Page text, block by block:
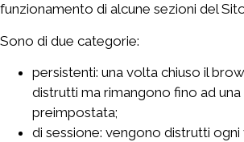
funzionamento di alcune sezioni del
Sono di due categorie:
persistenti: una volta chiuso il
distrutti ma rimangono fino ad
preimpostata;
di sessione: vengono distrutti ogni